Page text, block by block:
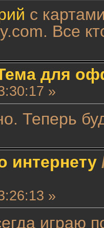
с
Все
для
»
Теперь
интернету
»
играю